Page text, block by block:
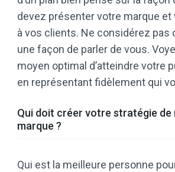
devez présenter votre marque
à vos clients. Ne considérez pas
une façon de parler de vous.
moyen optimal d’atteindre votre
en représentant fidèlement qui
Qui doit créer votre stratégie de
marque ?
Qui est la meilleure personne